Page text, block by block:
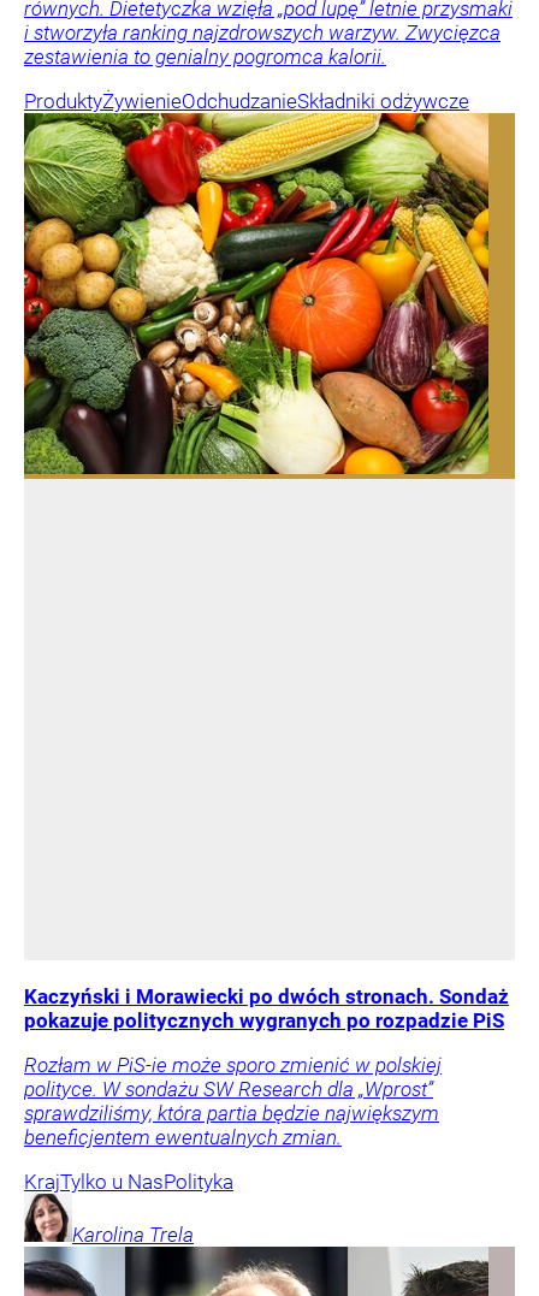
równych. Dietetyczka wzięła „pod lupę” letnie przysmaki
i stworzyła ranking najzdrowszych warzyw. Zwycięzca
zestawienia to genialny pogromca kalorii.
ProduktyŻywienieOdchudzanieSkładniki odżywcze
Kaczyński i Morawiecki po dwóch stronach. Sondaż
pokazuje politycznych wygranych po rozpadzie PiS
Rozłam w PiS-ie może sporo zmienić w polskiej
polityce. W sondażu SW Research dla „Wprost”
sprawdziliśmy, która partia będzie największym
beneficjentem ewentualnych zmian.
KrajTylko u NasPolityka
Karolina Trela